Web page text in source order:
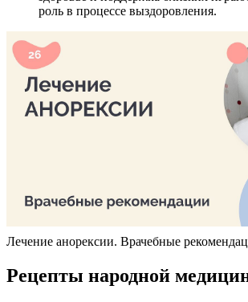
роль в процессе выздоровления.
Лечение анорексии. Врачебные
Рецепты народной